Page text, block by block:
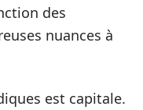
des
nuances à
est capitale.